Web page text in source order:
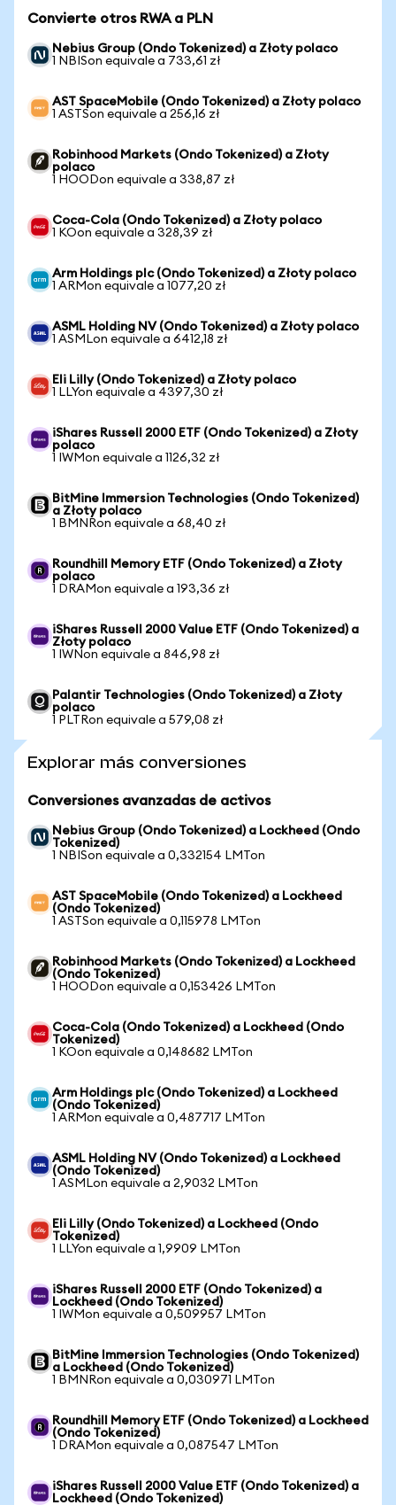
Convierte otros RWA a PLN
Nebius Group (Ondo Tokenized) a Złoty polaco
1 NBISon equivale a 733,61 zł
AST SpaceMobile (Ondo Tokenized) a Złoty polaco
1 ASTSon equivale a 256,16 zł
Robinhood Markets (Ondo Tokenized) a Złoty
polaco
1 HOODon equivale a 338,87 zł
Coca-Cola (Ondo Tokenized) a Złoty polaco
1 KOon equivale a 328,39 zł
Arm Holdings plc (Ondo Tokenized) a Złoty polaco
1 ARMon equivale a 1077,20 zł
ASML Holding NV (Ondo Tokenized) a Złoty polaco
1 ASMLon equivale a 6412,18 zł
Eli Lilly (Ondo Tokenized) a Złoty polaco
1 LLYon equivale a 4397,30 zł
iShares Russell 2000 ETF (Ondo Tokenized) a Złoty
polaco
1 IWMon equivale a 1126,32 zł
BitMine Immersion Technologies (Ondo Tokenized)
a Złoty polaco
1 BMNRon equivale a 68,40 zł
Roundhill Memory ETF (Ondo Tokenized) a Złoty
polaco
1 DRAMon equivale a 193,36 zł
iShares Russell 2000 Value ETF (Ondo Tokenized) a
Złoty polaco
1 IWNon equivale a 846,98 zł
Palantir Technologies (Ondo Tokenized) a Złoty
polaco
1 PLTRon equivale a 579,08 zł
Explorar más conversiones
Conversiones avanzadas de activos
Nebius Group (Ondo Tokenized) a Lockheed (Ondo
Tokenized)
1 NBISon equivale a 0,332154 LMTon
AST SpaceMobile (Ondo Tokenized) a Lockheed
(Ondo Tokenized)
1 ASTSon equivale a 0,115978 LMTon
Robinhood Markets (Ondo Tokenized) a Lockheed
(Ondo Tokenized)
1 HOODon equivale a 0,153426 LMTon
Coca-Cola (Ondo Tokenized) a Lockheed (Ondo
Tokenized)
1 KOon equivale a 0,148682 LMTon
Arm Holdings plc (Ondo Tokenized) a Lockheed
(Ondo Tokenized)
1 ARMon equivale a 0,487717 LMTon
ASML Holding NV (Ondo Tokenized) a Lockheed
(Ondo Tokenized)
1 ASMLon equivale a 2,9032 LMTon
Eli Lilly (Ondo Tokenized) a Lockheed (Ondo
Tokenized)
1 LLYon equivale a 1,9909 LMTon
iShares Russell 2000 ETF (Ondo Tokenized) a
Lockheed (Ondo Tokenized)
1 IWMon equivale a 0,509957 LMTon
BitMine Immersion Technologies (Ondo Tokenized)
a Lockheed (Ondo Tokenized)
1 BMNRon equivale a 0,030971 LMTon
Roundhill Memory ETF (Ondo Tokenized) a Lockheed
(Ondo Tokenized)
1 DRAMon equivale a 0,087547 LMTon
iShares Russell 2000 Value ETF (Ondo Tokenized) a
Lockheed (Ondo Tokenized)